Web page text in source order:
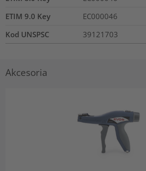
ETIM 9.0 Key
EC000046
Kod UNSPSC
39121703
Akcesoria